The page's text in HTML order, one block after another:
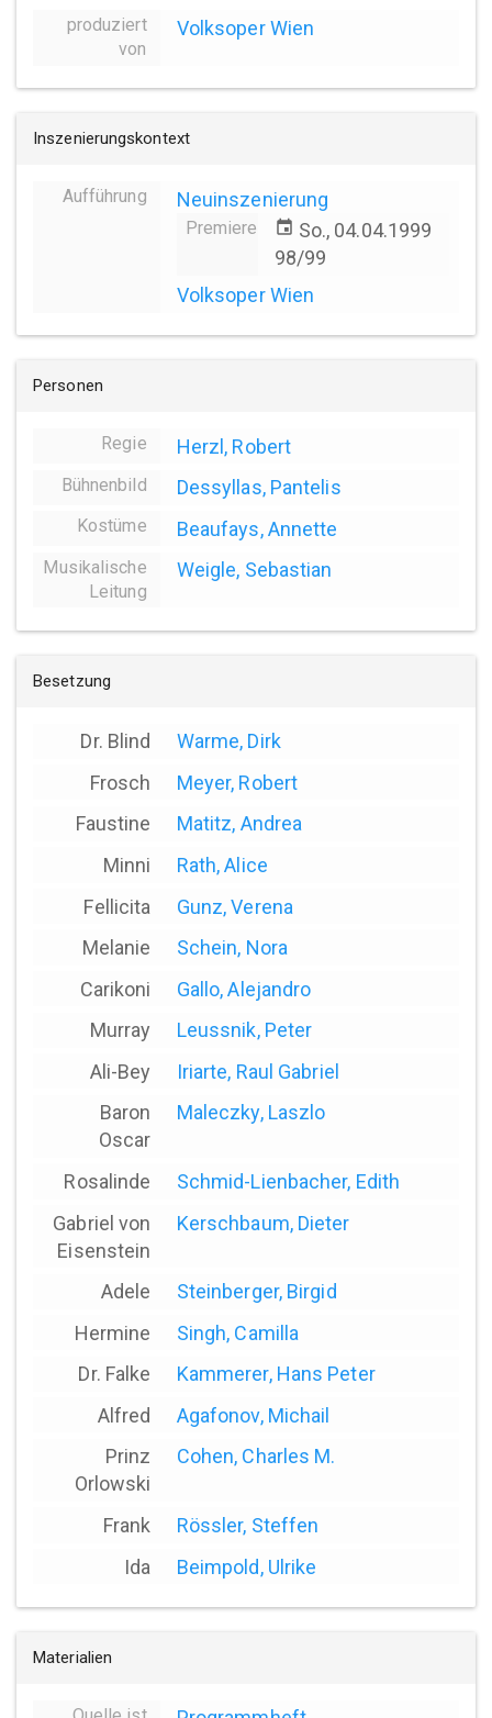
produziert
von
Volksoper Wien
Inszenierungskontext
Aufführung Neuinszenierung
Premiere event So., 04.04.1999
98/99
Volksoper Wien
Personen
Regie Herzl, Robert
Bühnenbild Dessyllas, Pantelis
Kostüme Beaufays, Annette
Musikalische
Leitung
Weigle, Sebastian
Besetzung
Dr. Blind
Warme, Dirk
Frosch
Meyer, Robert
Faustine
Matitz, Andrea
Minni
Rath, Alice
Fellicita
Gunz, Verena
Melanie
Schein, Nora
Carikoni
Gallo, Alejandro
Murray
Leussnik, Peter
Ali-Bey
Iriarte, Raul Gabriel
Baron
Oscar
Maleczky, Laszlo
Rosalinde
Schmid-Lienbacher, Edith
Gabriel von
Eisenstein
Kerschbaum, Dieter
Adele
Steinberger, Birgid
Hermine
Singh, Camilla
Dr. Falke
Kammerer, Hans Peter
Alfred
Agafonov, Michail
Prinz
Orlowski
Cohen, Charles M.
Frank
Rössler, Steffen
Ida
Beimpold, Ulrike
Materialien